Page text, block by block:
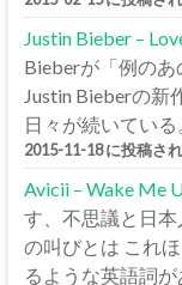
Justin Bieber –
Bieberが「例の
Justin Bieberの新
日々が続いてい
2015-11-18 に投稿さ
Avicii – Wake Me
す、不思議と日
の叫びとは これ
るような英語詞